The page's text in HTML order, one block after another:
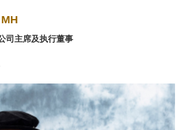
司主席及执行董事